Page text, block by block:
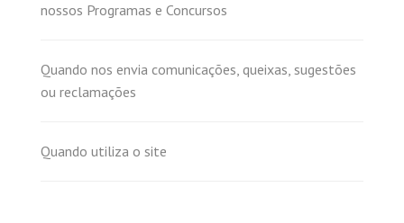
nossos Programas e Concursos
Quando nos envia comunicações, queixas, sugestões
ou reclamações
Quando utiliza o site